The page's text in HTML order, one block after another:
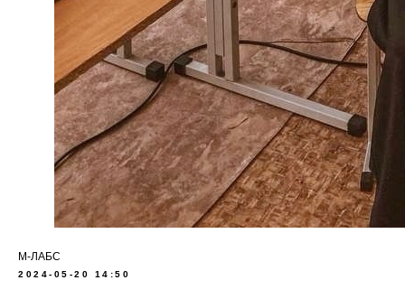
М-ЛАБС
2024-05-20 14:50